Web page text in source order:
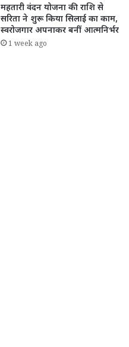
महतारी वंदन योजना की राशि से
सरिता ने शुरू किया सिलाई का काम,
स्वरोजगार अपनाकर बनीं आत्मनिर्भर
1 week ago